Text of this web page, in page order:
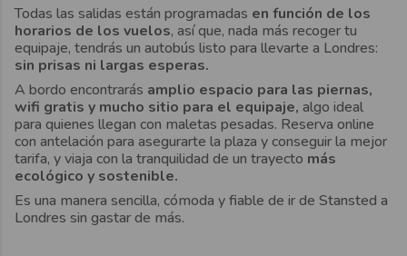
Todas las salidas están programadas en función de los
horarios de los vuelos, así que, nada más recoger tu
equipaje, tendrás un autobús listo para llevarte a Londres:
sin prisas ni largas esperas.
A bordo encontrarás amplio espacio para las piernas,
wifi gratis y mucho sitio para el equipaje, algo ideal
para quienes llegan con maletas pesadas. Reserva online
con antelación para asegurarte la plaza y conseguir la mejor
tarifa, y viaja con la tranquilidad de un trayecto más
ecológico y sostenible.
Es una manera sencilla, cómoda y fiable de ir de Stansted a
Londres sin gastar de más.